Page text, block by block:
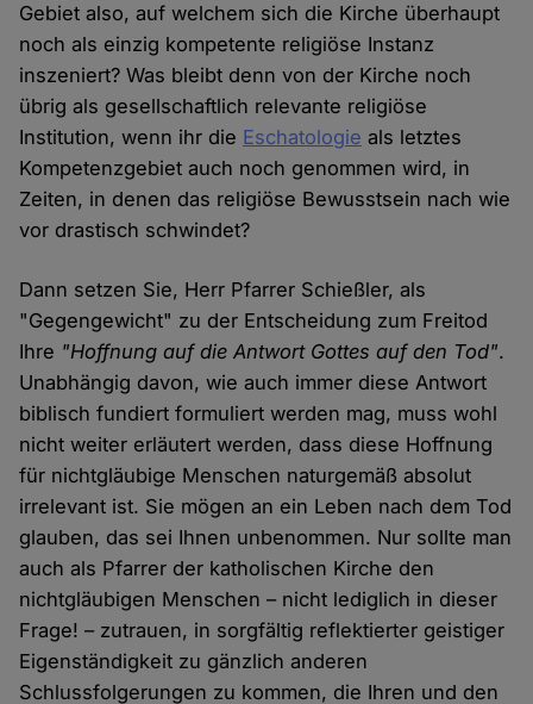
Gebiet also, auf welchem sich die Kirche überhaupt
noch als einzig kompetente religiöse Instanz
inszeniert? Was bleibt denn von der Kirche noch
übrig als gesellschaftlich relevante religiöse
Institution, wenn ihr die Eschatologie als letztes
Kompetenzgebiet auch noch genommen wird, in
Zeiten, in denen das religiöse Bewusstsein nach wie
vor drastisch schwindet?
Dann setzen Sie, Herr Pfarrer Schießler, als
"Gegengewicht" zu der Entscheidung zum Freitod
Ihre "Hoffnung auf die Antwort Gottes auf den Tod".
Unabhängig davon, wie auch immer diese Antwort
biblisch fundiert formuliert werden mag, muss wohl
nicht weiter erläutert werden, dass diese Hoffnung
für nichtgläubige Menschen naturgemäß absolut
irrelevant ist. Sie mögen an ein Leben nach dem Tod
glauben, das sei Ihnen unbenommen. Nur sollte man
auch als Pfarrer der katholischen Kirche den
nichtgläubigen Menschen – nicht lediglich in dieser
Frage! – zutrauen, in sorgfältig reflektierter geistiger
Eigenständigkeit zu gänzlich anderen
Schlussfolgerungen zu kommen, die Ihren und den